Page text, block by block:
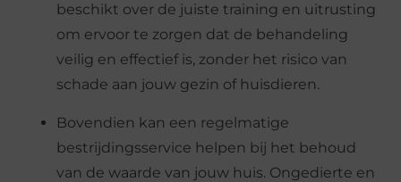
beschikt over de juiste training en uitrusting
om ervoor te zorgen dat de behandeling
veilig en effectief is, zonder het risico van
schade aan jouw gezin of huisdieren.
Bovendien kan een regelmatige
bestrijdingsservice helpen bij het behoud
van de waarde van jouw huis. Ongedierte en